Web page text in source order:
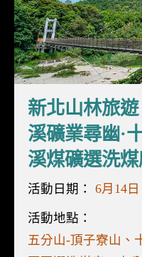
新北山林旅
溪礦業尋幽·
溪煤礦選洗煤
活動日期：6月14日
活動地點：
五分山-頂子寮山、